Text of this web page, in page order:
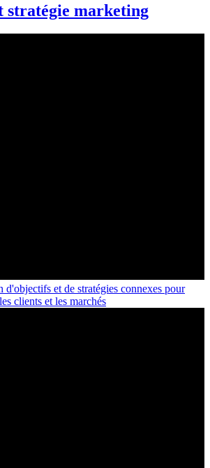
stratégie marketing
d'objectifs et de stratégies connexes pour
clients et les marchés